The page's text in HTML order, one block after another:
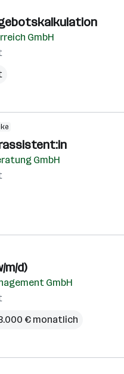
GmbH
GmbH
m/d)
GmbH
€ monatlich